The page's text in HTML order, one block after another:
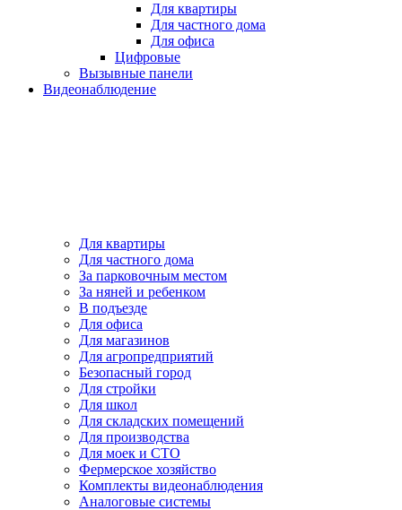
Для квартиры
Для частного дома
Для офиса
Цифровые
Вызывные панели
Видеонаблюдение
Для квартиры
Для частного дома
За парковочным местом
За няней и ребенком
В подъезде
Для офиса
Для магазинов
Для агропредприятий
Безопасный город
Для стройки
Для школ
Для складских помещений
Для производства
Для моек и СТО
Фермерское хозяйство
Комплекты видеонаблюдения
Аналоговые системы